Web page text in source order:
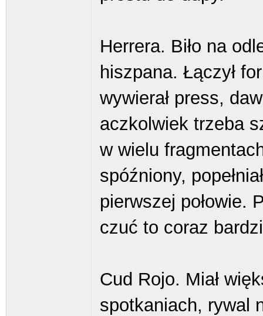
Herrera. Biło na
hiszpana. Łączył
wywierał press,
aczkolwiek trzeba
w wielu
spóźniony,
pierwszej połowie.
czuć to coraz
Cud Rojo. Miał
spotkaniach, rywal